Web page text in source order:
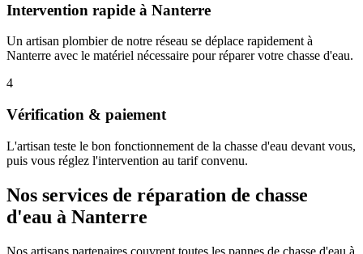
Intervention rapide à Nanterre
Un artisan plombier de notre réseau se déplace rapidement à
Nanterre avec le matériel nécessaire pour réparer votre chasse d'eau.
4
Vérification & paiement
L'artisan teste le bon fonctionnement de la chasse d'eau devant vous,
puis vous réglez l'intervention au tarif convenu.
Nos services de réparation de chasse
d'eau à Nanterre
Nos artisans partenaires couvrent toutes les pannes de chasse d'eau à